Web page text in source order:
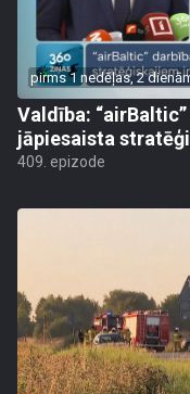
pirms 1 nedēļas, 2
Valdība:
jāpiesaista
409. epizode